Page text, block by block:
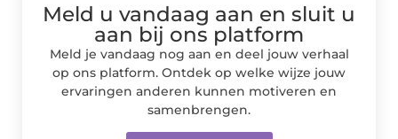
Meld u vandaag aan en sluit u
aan bij ons platform
Meld je vandaag nog aan en deel jouw verhaal
op ons platform. Ontdek op welke wijze jouw
ervaringen anderen kunnen motiveren en
samenbrengen.